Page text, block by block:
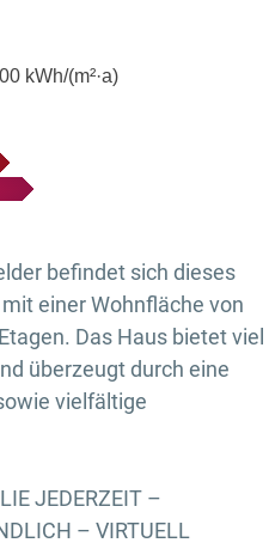
kWh/(m²·a)
befindet sich dieses
einer Wohnfläche von
Das Haus bietet viel
überzeugt durch eine
vielfältige
JEDERZEIT –
– VIRTUELL